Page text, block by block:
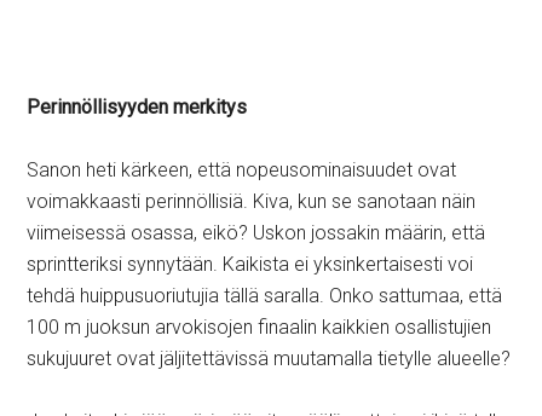
Perinnöllisyyden merkitys
Sanon heti kärkeen, että nopeusominaisuudet ovat
voimakkaasti perinnöllisiä. Kiva, kun se sanotaan näin
viimeisessä osassa, eikö? Uskon jossakin määrin, että
sprintteriksi synnytään. Kaikista ei yksinkertaisesti voi
tehdä huippusuoriutujia tällä saralla. Onko sattumaa, että
100 m juoksun arvokisojen finaalin kaikkien osallistujien
sukujuuret ovat jäljitettävissä muutamalla tietylle alueelle?